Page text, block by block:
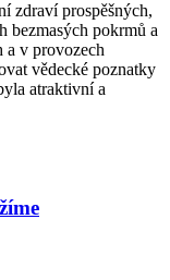
zdraví prospěšných,
bez­masých pokrmů a
a v provozech
vědecké poznatky
atraktivní a